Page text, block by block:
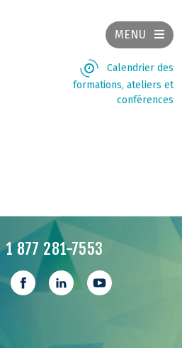
MENU
Calendrier des
formations, ateliers et
conférences
1 877 281-7553